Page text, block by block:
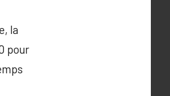
la
pour